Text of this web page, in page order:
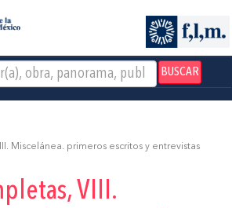
BUSCAR
Miscelánea. primeros escritos y entrevistas
VIII.